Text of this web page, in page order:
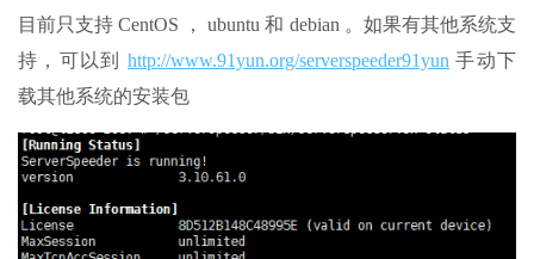
目前只支持 CentOS ， ubuntu 和 debian 。如果有其他系统支
持，可以到 http://www.91yun.org/serverspeeder91yun 手动下
载其他系统的安装包